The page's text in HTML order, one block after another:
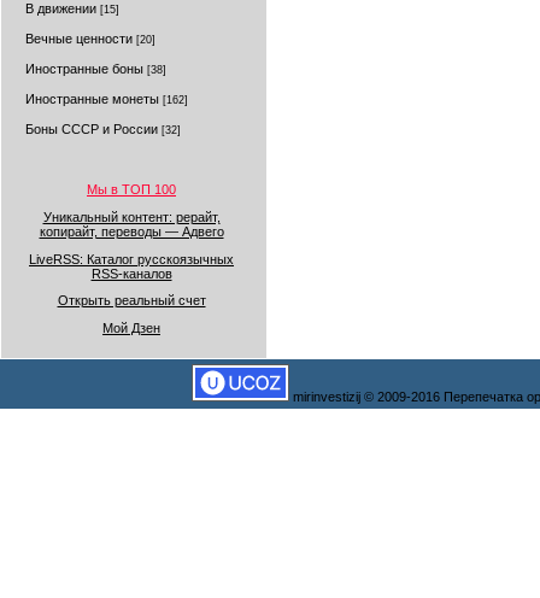
В движении [15]
Вечные ценности [20]
Иностранные боны [38]
Иностранные монеты [162]
Боны СССР и России [32]
Мы в ТОП 100
Уникальный контент: рерайт,
копирайт, переводы — Адвего
LiveRSS: Каталог русскоязычных
RSS-каналов
Открыть реальный счет
Мой Дзен
mirinvestizij © 2009-2016 Перепечатка